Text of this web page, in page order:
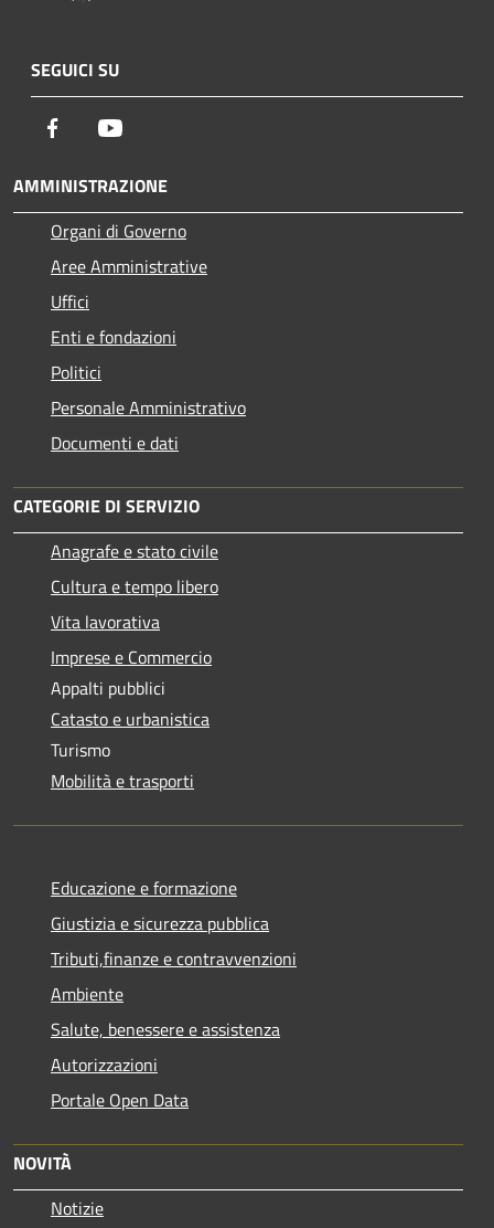
SEGUICI SU
Facebook
AMMINISTRAZIONE
Organi di Governo
Aree Amministrative
Uffici
Enti e fondazioni
Politici
Personale Amministrativo
Documenti e dati
CATEGORIE DI SERVIZIO
Anagrafe e stato civile
Cultura e tempo libero
Vita lavorativa
Imprese e Commercio
Appalti pubblici
Catasto e urbanistica
Turismo
Mobilità e trasporti
Educazione e formazione
Giustizia e sicurezza pubblica
Tributi,finanze e contravvenzioni
Ambiente
Salute, benessere e assistenza
Autorizzazioni
Portale Open Data
NOVITÀ
Notizie